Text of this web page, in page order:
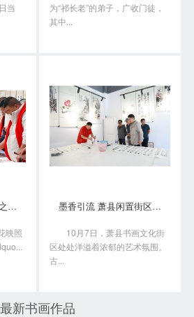
当
为“祁长老”的弟子，广收门徒，
其中...
墨香桃韵，绘就“书画之乡”新画卷
映照
墨香引流 萧县闲置街区变身书画艺术聚落
10月7日，萧县书画文化街
区处处洋溢着浓郁的艺术氛围。
古...
最新书画作品